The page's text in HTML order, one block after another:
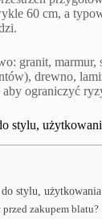
60 cm, a
granit,
drewno,
ograniczyć
stylu,
stylu,
zakupem blatu?